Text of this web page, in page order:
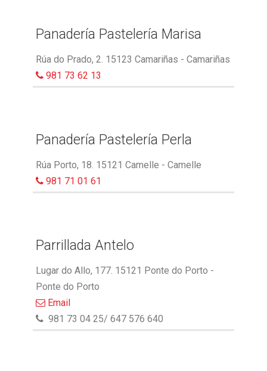
Panadería Pastelería Marisa
Rúa do Prado, 2. 15123 Camariñas - Camariñas
981 73 62 13
Panadería Pastelería Perla
Rúa Porto, 18. 15121 Camelle - Camelle
981 71 01 61
Parrillada Antelo
Lugar do Allo, 177. 15121 Ponte do Porto -
Ponte do Porto
Email
981 73 04 25/ 647 576 640